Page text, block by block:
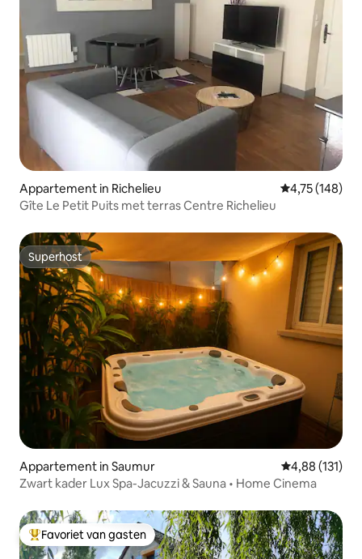
Appartement in Richelieu Gemiddelde
4,75 (148)
Gîte Le Petit Puits met terras Centre Richelieu
Superhost
Superhost
Appartement in Saumur Gemiddelde
4,88 (131)
Zwart kader Lux Spa-Jacuzzi & Sauna • Home Cinema
Topfavoriet van gasten
Favoriet van gasten